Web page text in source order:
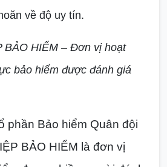
về độ uy tín.
BẢO HIỂM – Đơn vị hoạt
bảo hiểm được đánh giá
phần Bảo hiểm Quân đội
BẢO HIỂM là đơn vị